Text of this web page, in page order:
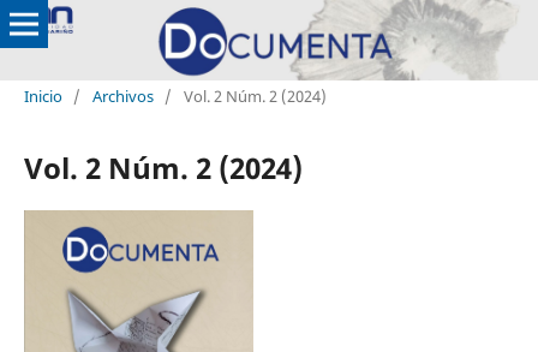
Inicio / Archivos / Vol. 2 Núm. 2 (2024)
Vol. 2 Núm. 2 (2024)